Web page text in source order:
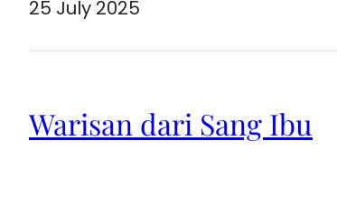
25 July 2025
Warisan dari Sang Ibu